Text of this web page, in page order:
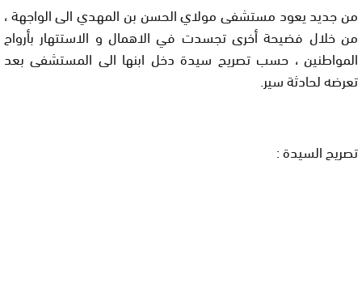
من جديد يعود مستشفى مولاي الحسن بن المهدي الى الواجهة ،
من خلال فضيحة أخرى تجسدت في الاهمال و الاستتهار بأرواح
المواطنين ، حسب تصريح سيدة دخل ابنها الى المستشفى بعد
تعرضه لحادثة سير.
تصريح السيدة :